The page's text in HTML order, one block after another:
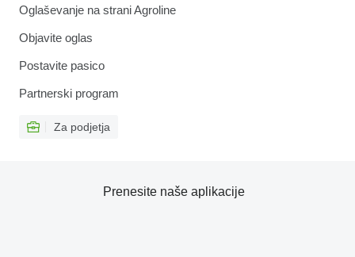
Oglaševanje na strani Agroline
Objavite oglas
Postavite pasico
Partnerski program
Za podjetja
Prenesite naše aplikacije